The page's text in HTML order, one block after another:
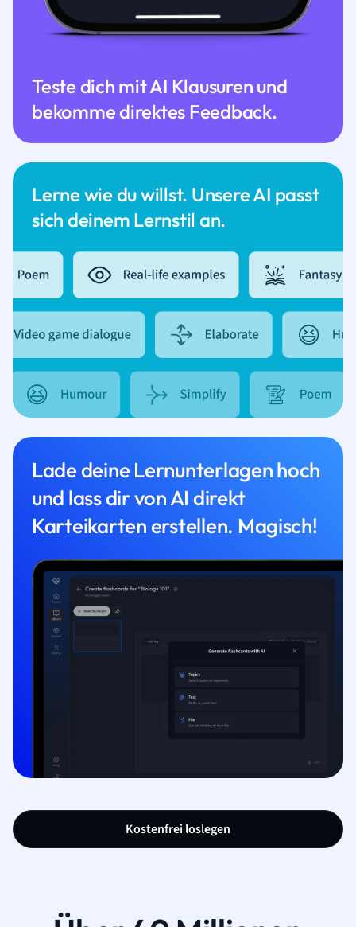
Lerne wie du willst. Unsere AI passt
sich deinem Lernstil an.
Teste dich mit AI Klausuren und
bekomme direktes Feedback.
Lade deine Lernunterlagen hoch
und lass dir von AI direkt
Karteikarten erstellen. Magisch!
Kostenfrei loslegen